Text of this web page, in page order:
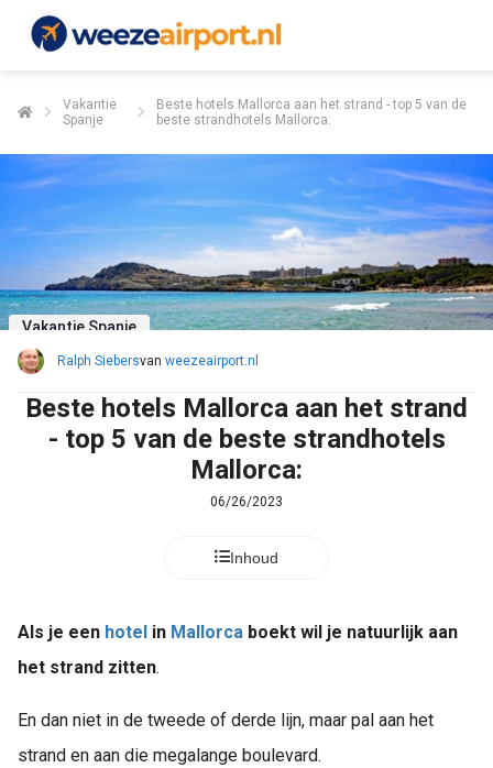
Vakantie
Spanje
Beste hotels Mallorca aan het strand - top 5 van de
beste strandhotels Mallorca:
Vakantie Spanje
Ralph Siebersvan weezeairport.nl
Beste hotels Mallorca aan het strand
- top 5 van de beste strandhotels
Mallorca:
06/26/2023
Inhoud
Als je een hotel in Mallorca boekt wil je natuurlijk aan
het strand zitten.
En dan niet in de tweede of derde lijn, maar pal aan het
strand en aan die megalange boulevard.